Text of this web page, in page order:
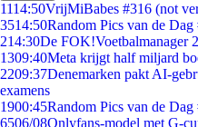
1114:50VrijMiBabes #316 (not
3514:50Random Pics van de Dag
214:30De FOK!Voetbalmanager
1309:40Meta krijgt half miljard
2209:37Denemarken pakt AI-
examens
1900:45Random Pics van de Dag
6506/08Onlyfans-model met G-